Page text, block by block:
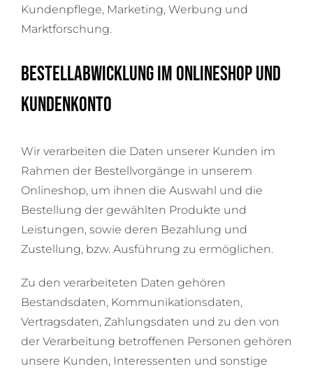
Kundenpflege, Marketing, Werbung und
Marktforschung.
Bestellabwicklung im Onlineshop und
Kundenkonto
Wir verarbeiten die Daten unserer Kunden im
Rahmen der Bestellvorgänge in unserem
Onlineshop, um ihnen die Auswahl und die
Bestellung der gewählten Produkte und
Leistungen, sowie deren Bezahlung und
Zustellung, bzw. Ausführung zu ermöglichen.
Zu den verarbeiteten Daten gehören
Bestandsdaten, Kommunikationsdaten,
Vertragsdaten, Zahlungsdaten und zu den von
der Verarbeitung betroffenen Personen gehören
unsere Kunden, Interessenten und sonstige